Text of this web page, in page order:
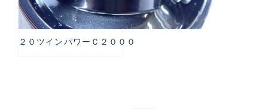
２０ツインパワーＣ２０００